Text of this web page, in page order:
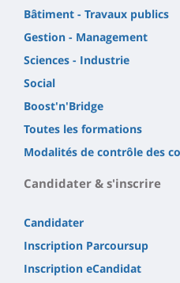
Bâtiment - Travaux publics
Gestion - Management
Sciences - Industrie
Social
Boost'n'Bridge
Toutes les formations
Modalités de contrôle des
Candidater & s'inscrire
Candidater
Inscription Parcoursup
Inscription eCandidat